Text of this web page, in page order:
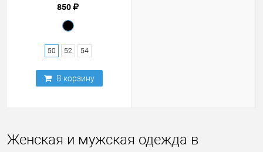
850
50 52 54
В корзину
Женская и мужская одежда в